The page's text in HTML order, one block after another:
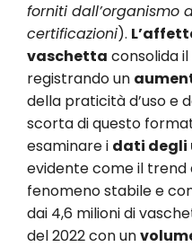
forniti dall’organismo
certificazioni).
vaschetta consolida
registrando un
della praticità d’uso e
scorta di questo
esaminare i dati degli
evidente come il trend
fenomeno stabile e
dai 4,6 milioni di
del 2022 con un